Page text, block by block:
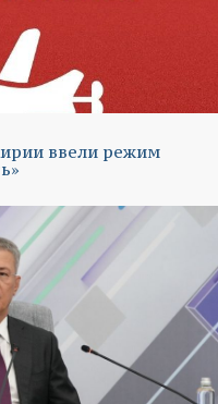
ввели режим